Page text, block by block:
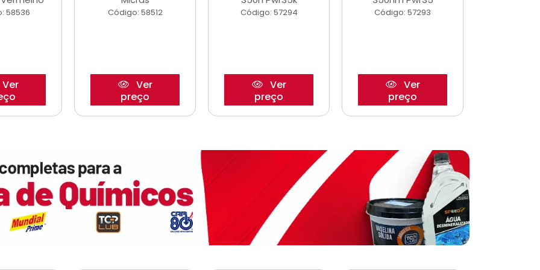
58536
Ver
Código: 58512
Ver
preço
Código: 57294
Ver
preço
Código: 57293
Ver
preço